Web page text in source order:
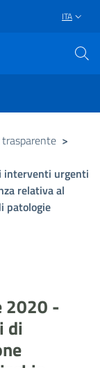
ITA
>
interventi urgenti
relativa al
patologie
2020 -
di